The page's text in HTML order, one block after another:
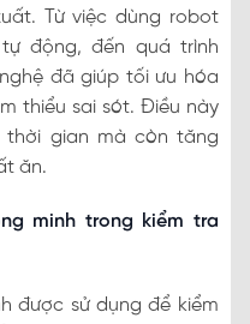
Từ việc dùng robot
động, đến quá trình
đã giúp tối ưu hóa
thiểu sai sót. Điều này
thời gian mà còn tăng
ăn.
minh trong kiểm tra
được sử dụng để kiểm